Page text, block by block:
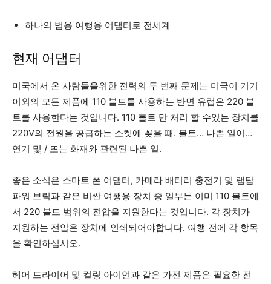
하나의 범용 여행용 어댑터로 전세계
현재 어댑터
미국에서 온 사람들을위한 전력의 두 번째 문제는 미국이 기기
이외의 모든 제품에 110 볼트를 사용하는 반면 유럽은 220 볼
트를 사용한다는 것입니다. 110 볼트 만 처리 할 수있는 장치를
220V의 전원을 공급하는 소켓에 꽂을 때. 볼트… 나쁜 일이…
연기 및 / 또는 화재와 관련된 나쁜 일.
좋은 소식은 스마트 폰 어댑터, 카메라 배터리 충전기 및 랩탑
파워 브릭과 같은 비싼 여행용 장치 중 일부는 이미 110 볼트에
서 220 볼트 범위의 전압을 지원한다는 것입니다. 각 장치가
지원하는 전압은 장치에 인쇄되어야합니다. 여행 전에 각 항목
을 확인하십시오.
헤어 드라이어 및 컬링 아이언과 같은 가전 제품은 필요한 전